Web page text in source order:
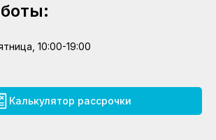
10:00-19:00
Калькулятор рассрочки